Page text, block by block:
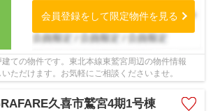
会員登録をして限定物件を見る
ての物件です。東北本線東鷲宮周辺の物件情報
ただけます。お気軽にご相談くださいませ。
久喜市鷲宮4期1号棟